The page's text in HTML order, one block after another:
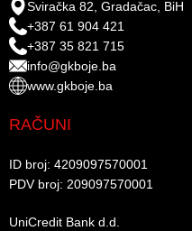
Sviračka 82, Gradačac, BiH
+387 61 904 421
+387 35 821 715
info@gkboje.ba
www.gkboje.ba
RAČUNI
ID broj: 4209097570001​
PDV broj: 209097570001 ​
UniCredit Bank d.d.​